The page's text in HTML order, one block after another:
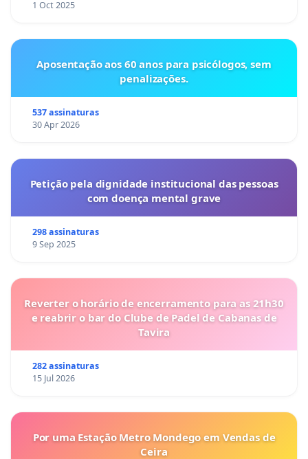
1 Oct 2025
Aposentação aos 60 anos para psicólogos, sem
penalizações.
537 assinaturas
30 Apr 2026
Petição pela dignidade institucional das pessoas
com doença mental grave
298 assinaturas
9 Sep 2025
Reverter o horário de encerramento para as 21h30
e reabrir o bar do Clube de Padel de Cabanas de
Tavira
282 assinaturas
15 Jul 2026
Por uma Estação Metro Mondego em Vendas de
Ceira